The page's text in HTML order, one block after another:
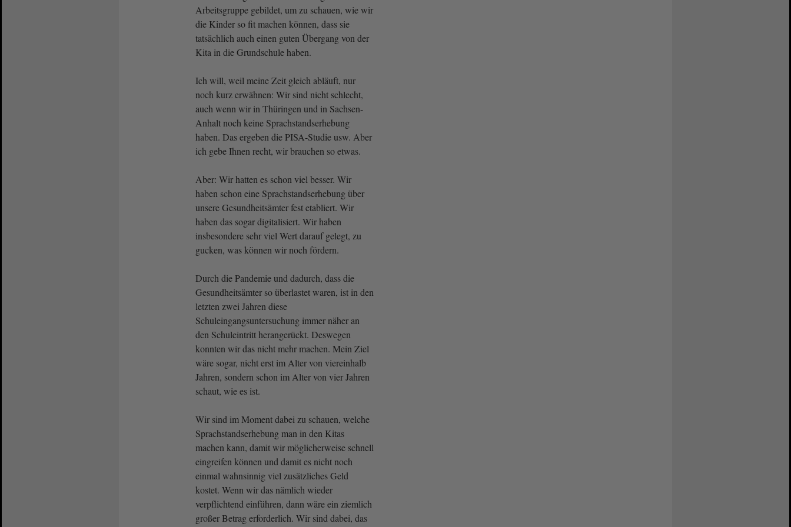
Arbeitsgruppe gebildet, um zu schauen, wie wir
die Kinder so fit machen können, dass sie
tatsächlich auch einen guten Übergang von der
Kita in die Grundschule haben.
Ich will, weil meine Zeit gleich abläuft, nur
noch kurz erwähnen: Wir sind nicht schlecht,
auch wenn wir in Thüringen und in Sachsen-
Anhalt noch keine Sprachstandserhebung
haben. Das ergeben die PISA-Studie usw. Aber
ich gebe Ihnen recht, wir brauchen so etwas.
Aber: Wir hatten es schon viel besser. Wir
haben schon eine Sprachstandserhebung über
unsere Gesundheitsämter fest etabliert. Wir
haben das sogar digitalisiert. Wir haben
insbesondere sehr viel Wert darauf gelegt, zu
gucken, was können wir noch fördern.
Durch die Pandemie und dadurch, dass die
Gesundheitsämter so überlastet waren, ist in den
letzten zwei Jahren diese
Schuleingangsuntersuchung immer näher an
den Schuleintritt herangerückt. Deswegen
konnten wir das nicht mehr machen. Mein Ziel
wäre sogar, nicht erst im Alter von viereinhalb
Jahren, sondern schon im Alter von vier Jahren
schaut, wie es ist.
Wir sind im Moment dabei zu schauen, welche
Sprachstandserhebung man in den Kitas
machen kann, damit wir möglicherweise schnell
eingreifen können und damit es nicht noch
einmal wahnsinnig viel zusätzliches Geld
kostet. Wenn wir das nämlich wieder
verpflichtend einführen, dann wäre ein ziemlich
großer Betrag erforderlich. Wir sind dabei, das